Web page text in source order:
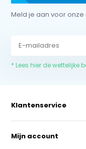
Meld je aan voor
* Lees hier de wettelijke
Klantenservice
Mijn account